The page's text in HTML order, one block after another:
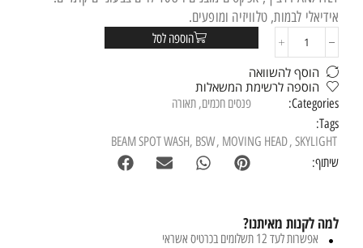
אידיאלי לבמות, טלוויזיה ומופעים.
הוספה לסל
הוסף להשוואה
הוספה לרשימת המשאלות
Categories: פנסים חכמים, תאורה
Tags:
BEAM SPOT WASH, BSW, MOVING HEAD, SKYLIGHT
שיתוף:
למה לקנות מאיתנו?
אפשרות לעד 12 תשלומים בכרטיס אשראי